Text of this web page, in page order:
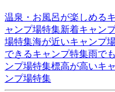
温泉・お風呂が楽しめる
ャンプ場特集新着キャン
場特集海が近いキャンプ
できるキャンプ特集雨で
ンプ場特集標高が高いキ
ンプ場特集